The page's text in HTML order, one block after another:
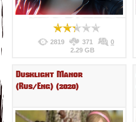
2819 371
0
2.29 GB
Dusklight Manor
(Rus/Eng) (2020)